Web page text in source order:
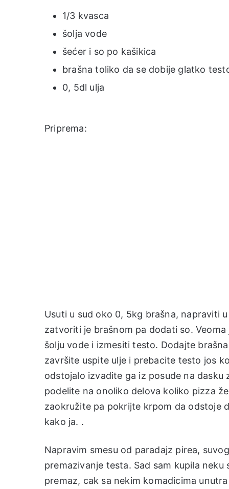
1/3 kvasca
šolja vode
šećer i so po kašikica
brašna toliko da se dobije glatko
0, 5dl ulja
Priprema:
Usuti u sud oko 0, 5kg brašna, napraviti
zatvoriti je brašnom pa dodati so.
šolju vode i izmesiti testo. Dodajte
završite uspite ulje i prebacite testo jos
odstojalo izvadite ga iz posude na
podelite na onoliko delova koliko pizza
zaokružite pa pokrijte krpom da odstoje
kako ja. .
Napravim smesu od paradajz pirea,
premazivanje testa. Sad sam kupila
premaz, cak sa nekim komadicima